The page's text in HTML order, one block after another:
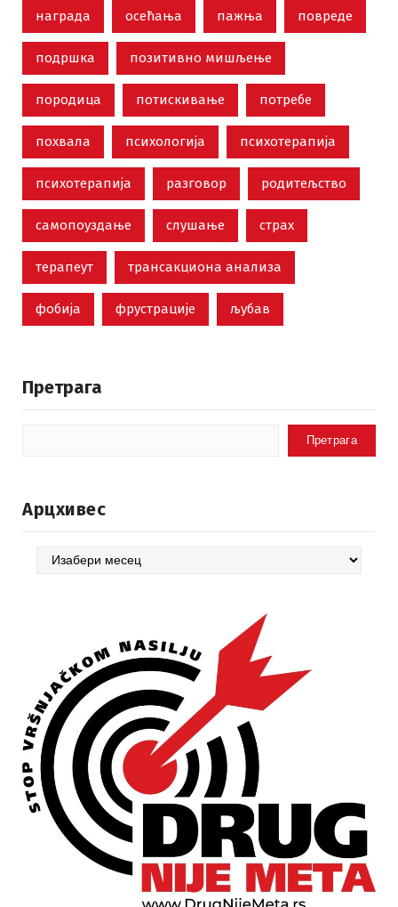
награда осећања пажња повреде
подршка позитивно мишљење
породица потискивање потребе
похвала психологија психотерапија
психотерапија разговор родитељство
самопоуздање слушање страх
терапеут трансакциона анализа
фобија фрустрације љубав
Претрага
Претрага
Арцхивес
Арцхивес